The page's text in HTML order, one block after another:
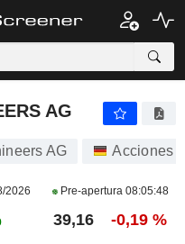
AG
AG Acciones
2026 Pre-apertura 08:05:48
39,16 -0,19 %